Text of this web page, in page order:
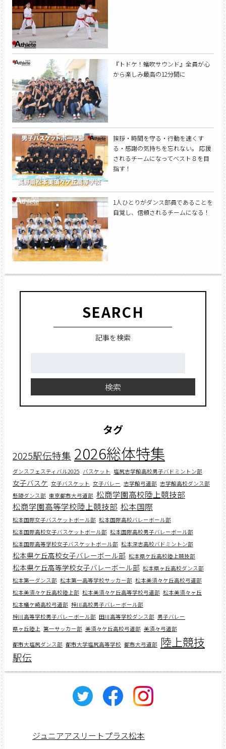
『トドケ！蟻吹サウンド』全員が心
から楽しみ最高の12分間に
挨拶・時間を守る・行動を速くす
る・感謝の気持ちを忘れない。 応援
されるチームになってベスト８を目
指す！
1人ひとりがダンス部員であることを
自覚し、信頼されるチームになる！
SEARCH
記事を検索
検索
タグ
2025駅伝特集 2026総体特集
ダンスフェスティバル2025 バスケット 塩尻志学館高校男子バドミントン部
女子バスケ 女子バスケット 女子バレー 志学館弓道部 志学館高校ダンス部
懸陵ダンス部 東京都市大弓道部 松商学園高校陸上競技部
松商学園高等学校陸上競技部 松本国際
松本国際女子バスケットボール部 松本国際高校バレーボール部
松本国際高校女子バスケットボール部 松本国際高校男子バレーボール部
松本国際高等学校女子バスケットボール部 松本深志高校バドミントン部
松本県ケ丘高校女子バレーボール部 松本県ケ丘高校陸上競技部
松本県ケ丘高等学校女子バレーボール部 松本県ヶ丘高校ダンス部
松本第一ダンス部 松本第一高等学校サッカー部 松本美須々ケ丘高校弓道部
松本美須々ケ丘高校陸上部 松本美須々ケ丘高等学校弓道部 松本美須々ヶ丘
松本蟻ケ崎高校弓道部 梓川高校男子バレーボール部
梓川高等学校男子バレーボール部 田川高等学校ダンス部 男子バレー
県ヶ丘陸上 第一サッカー部 美須々ケ丘高校弓道部 美須々弓道部
都市大塩尻ダンス部 都市大学塩尻高等学校 都市大弓道部 陸上競技
駅伝
ジュニアアスリートプラス松本